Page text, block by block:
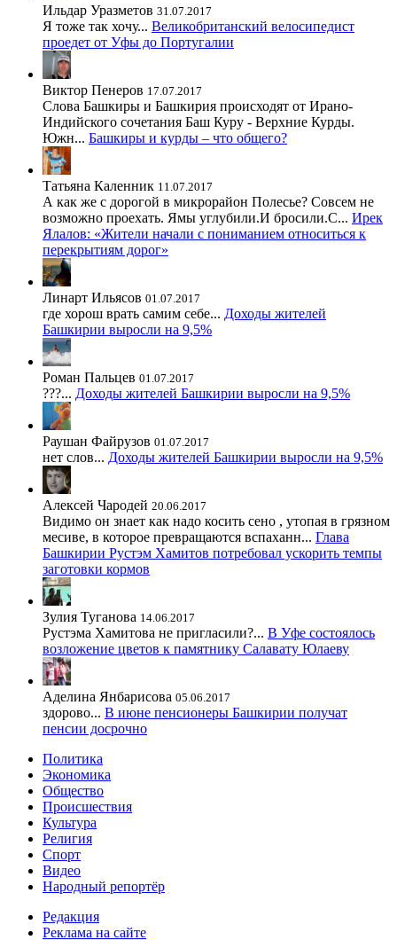
Ильдар Уразметов 31.07.2017
Я тоже так хочу... Великобританский велосипедист
проедет от Уфы до Португалии
Виктор Пенеров 17.07.2017
Слова Башкиры и Башкирия происходят от Ирано-
Индийского сочетания Баш Куру - Верхние Курды.
Южн... Башкиры и курды – что общего?
Татьяна Каленник 11.07.2017
А как же с дорогой в микрорайон Полесье? Совсем не
возможно проехать. Ямы углубили.И бросили.С... Ирек
Ялалов: «Жители начали с пониманием относиться к
перекрытиям дорог»
Линарт Ильясов 01.07.2017
где хорош врать самим себе... Доходы жителей
Башкирии выросли на 9,5%
Роман Пальцев 01.07.2017
???... Доходы жителей Башкирии выросли на 9,5%
Раушан Файрузов 01.07.2017
нет слов... Доходы жителей Башкирии выросли на 9,5%
Алексей Чародей 20.06.2017
Видимо он знает как надо косить сено , утопая в грязном
месиве, в которое превращаются вспаханн... Глава
Башкирии Рустэм Хамитов потребовал ускорить темпы
заготовки кормов
Зулия Туганова 14.06.2017
Рустэма Хамитова не пригласили?... В Уфе состоялось
возложение цветов к памятнику Салавату Юлаеву
Аделина Янбарисова 05.06.2017
здорово... В июне пенсионеры Башкирии получат
пенсии досрочно
Политика
Экономика
Общество
Происшествия
Культура
Религия
Спорт
Видео
Народный репортёр
Редакция
Реклама на сайте